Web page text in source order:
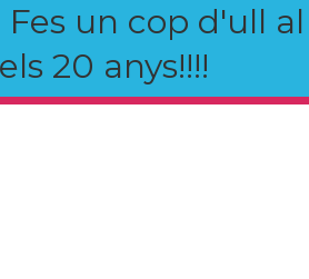
un cop d'ull al
20 anys!!!!